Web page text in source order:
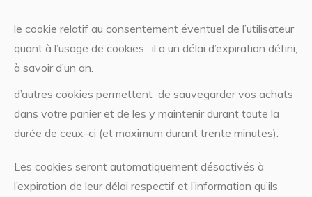
le cookie relatif au consentement éventuel de l’utilisateur
quant à l’usage de cookies ; il a un délai d’expiration défini,
à savoir d’un an.
d’autres cookies permettent de sauvegarder vos achats
dans votre panier et de les y maintenir durant toute la
durée de ceux-ci (et maximum durant trente minutes).
Les cookies seront automatiquement désactivés à
l’expiration de leur délai respectif et l’information qu’ils